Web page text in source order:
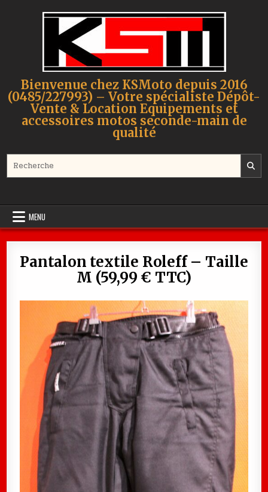
Bienvenue chez KSMoto depuis 2016
(0485/227993) – Votre spécialiste Dépôt-
Vente & Location Equipements et
accessoires motos seconde-main de
qualité
MENU
Pantalon textile Roleff – Taille
M (59,99 € TTC)